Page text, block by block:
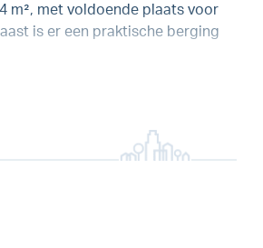
m², met voldoende plaats voor
is er een praktische berging